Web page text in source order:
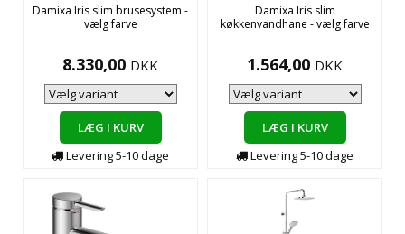
Damixa Iris slim brusesystem -
vælg farve
8.330,00 DKK
LÆG I KURV
Levering5-10dage
Damixa Iris slim
køkkenvandhane - vælg farve
1.564,00 DKK
LÆG I KURV
Levering5-10dage